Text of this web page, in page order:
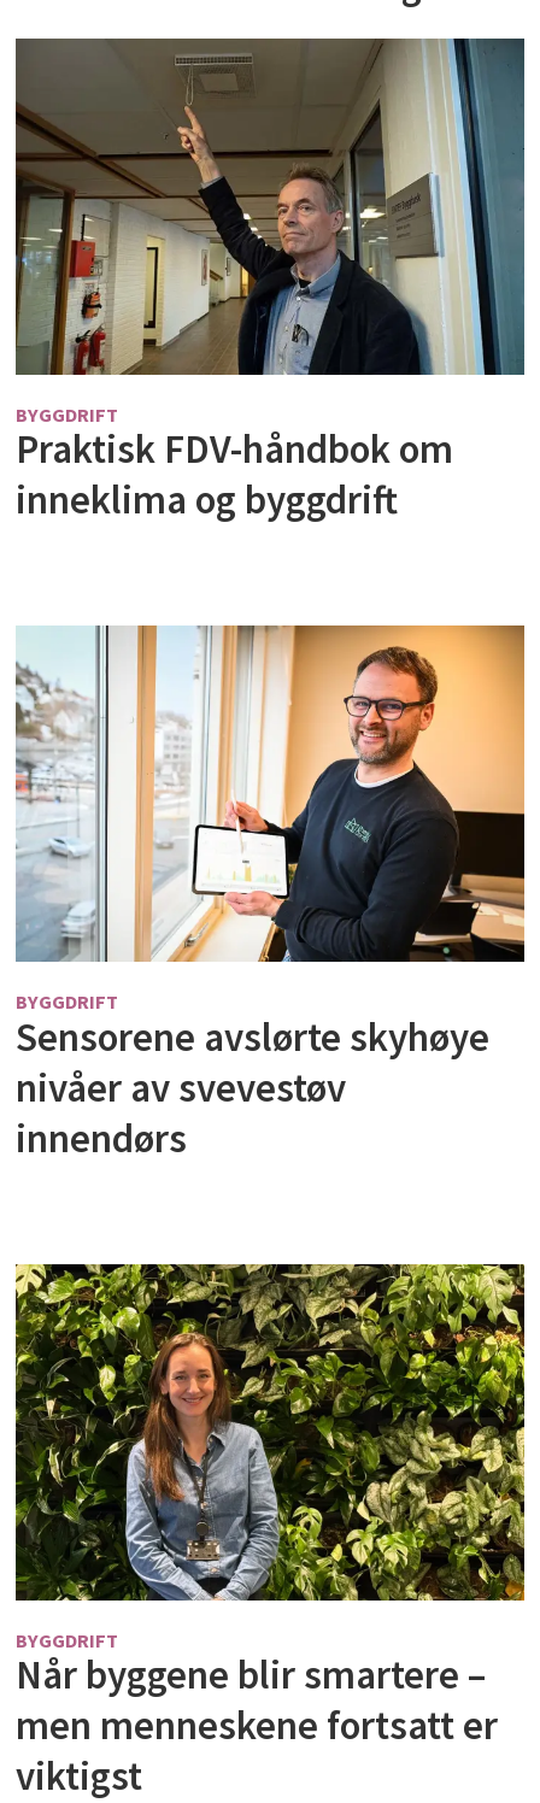
BYGGDRIFT
Praktisk FDV-håndbok om
inneklima og byggdrift
BYGGDRIFT
Sensorene avslørte skyhøye
nivåer av svevestøv
innendørs
BYGGDRIFT
Når byggene blir smartere –
men menneskene fortsatt er
viktigst